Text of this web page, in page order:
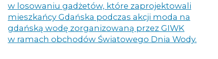
w losowaniu gadżetów, które zaprojektowali
mieszkańcy Gdańska podczas akcji moda na
gdańską wodę zorganizowaną przez GIWK
w ramach obchodów Światowego Dnia Wody.